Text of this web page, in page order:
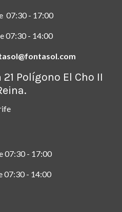
07:30 - 17:00
- 14:00
Polígono El Cho II
07:30 - 17:00
- 14:00